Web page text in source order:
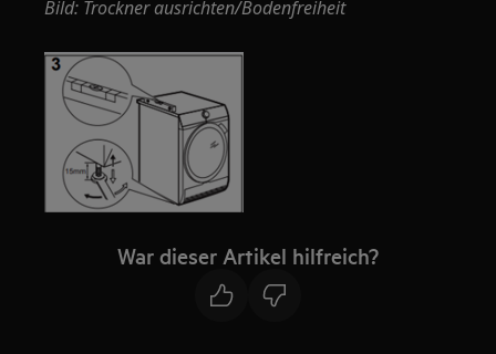
Bild: Trockner ausrichten/Bodenfreiheit
War dieser Artikel hilfreich?